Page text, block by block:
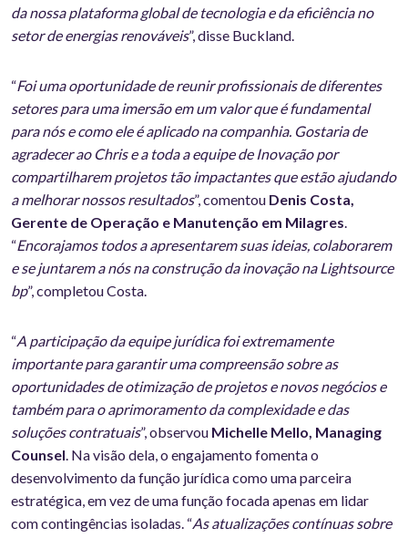
da nossa plataforma global de tecnologia e da eficiência no
setor de energias renováveis”, disse Buckland.
“Foi uma oportunidade de reunir profissionais de diferentes
setores para uma imersão em um valor que é fundamental
para nós e como ele é aplicado na companhia. Gostaria de
agradecer ao Chris e a toda a equipe de Inovação por
compartilharem projetos tão impactantes que estão ajudando
a melhorar nossos resultados”, comentou Denis Costa,
Gerente de Operação e Manutenção em Milagres.
“Encorajamos todos a apresentarem suas ideias, colaborarem
e se juntarem a nós na construção da inovação na Lightsource
bp”, completou Costa.
“A participação da equipe jurídica foi extremamente
importante para garantir uma compreensão sobre as
oportunidades de otimização de projetos e novos negócios e
também para o aprimoramento da complexidade e das
soluções contratuais”, observou Michelle Mello, Managing
Counsel. Na visão dela, o engajamento fomenta o
desenvolvimento da função jurídica como uma parceira
estratégica, em vez de uma função focada apenas em lidar
com contingências isoladas. “As atualizações contínuas sobre